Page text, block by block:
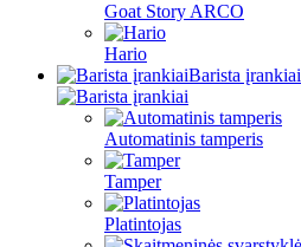
Goat Story ARCO
Hario
Barista įrankiai
Automatinis tamperis
Tamper
Platintojas